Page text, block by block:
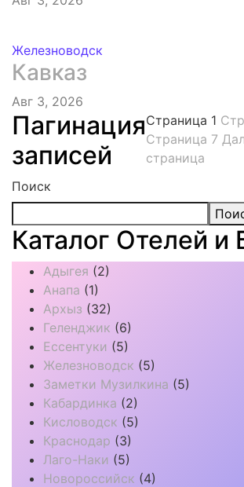
Железноводск
Кавказ
Авг 3, 2026
Пагинация
записей
Страница 1
Страница 7
страница
Поиск
Каталог Отелей и
Адыгея (2)
Анапа (1)
Архыз (32)
Геленджик (6)
Ессентуки (5)
Железноводск (5)
Заметки Музилкина (5)
Кабардинка (2)
Кисловодск (5)
Краснодар (3)
Лаго-Наки (5)
Новороссийск (4)